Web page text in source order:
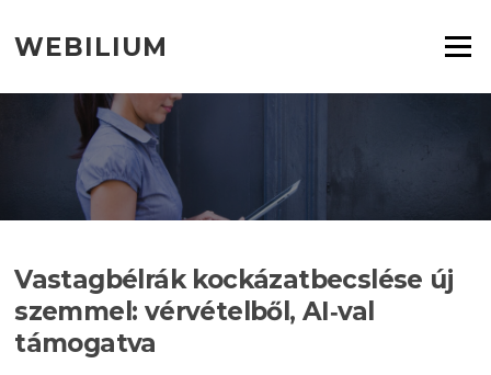
tartalomra
WEBILIUM Menü
Vastagbélrák kockázatbecslése új
szemmel: vérvételből, AI‑val
támogatva